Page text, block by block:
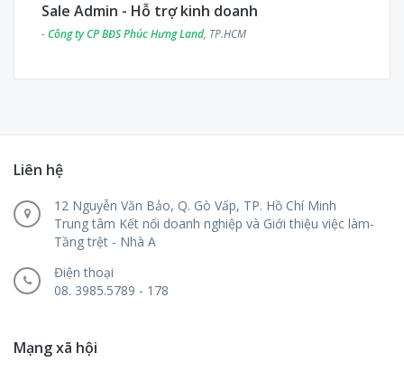
Sale Admin - Hỗ trợ kinh doanh
-Công ty CP BĐS Phúc Hưng Land, TP.HCM
Liên hệ
12 Nguyễn Văn Bảo, Q. Gò Vấp, TP. Hồ Chí Minh
Trung tâm Kết nối doanh nghiệp và Giới thiệu việc làm-
Tầng trệt - Nhà A
Điện thoại
08. 3985.5789 - 178
Mạng xã hội